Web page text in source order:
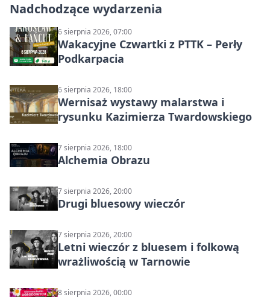
Nadchodzące wydarzenia
6 sierpnia 2026, 07:00
Wakacyjne Czwartki z PTTK – Perły
Podkarpacia
6 sierpnia 2026, 18:00
Wernisaż wystawy malarstwa i
rysunku Kazimierza Twardowskiego
7 sierpnia 2026, 18:00
Alchemia Obrazu
7 sierpnia 2026, 20:00
Drugi bluesowy wieczór
7 sierpnia 2026, 20:00
Letni wieczór z bluesem i folkową
wrażliwością w Tarnowie
8 sierpnia 2026, 00:00